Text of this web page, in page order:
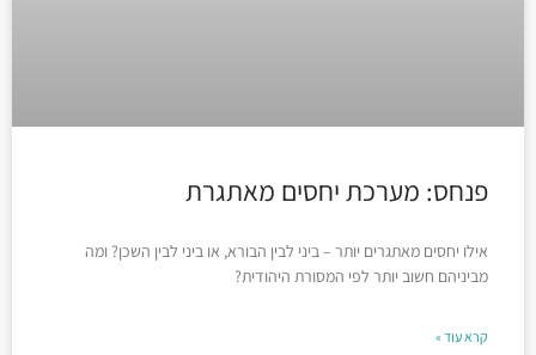
פנחס: מערכת יחסים מאתגרת
אילו יחסים מאתגרים יותר – ביני לבין הבורא, או ביני לבין השכן? ומה
מביניהם חשוב יותר לפי המסורת היהודית?
קרא עוד »